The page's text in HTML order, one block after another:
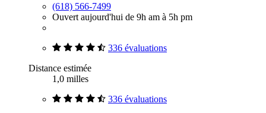
(618) 566-7499
Ouvert aujourd'hui de 9h am à 5h pm
336 évaluations
Distance estimée
1,0 milles
336 évaluations